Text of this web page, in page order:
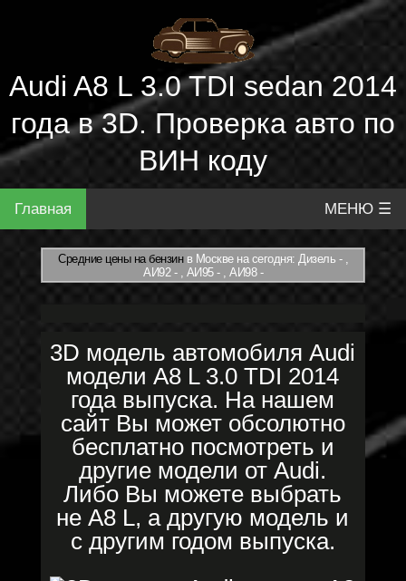
Audi A8 L 3.0 TDI sedan 2014
года в 3D. Проверка авто по
ВИН коду
Главная МЕНЮ ☰
Средние цены на бензинв Москве на сегодня: Дизель - ,
АИ92 - , АИ95 - , АИ98 -
3D модель автомобиля Audi
модели A8 L 3.0 TDI 2014
года выпуска. На нашем
сайт Вы может обсолютно
бесплатно посмотреть и
другие модели от Audi.
Либо Вы можете выбрать
не A8 L, а другую модель и
с другим годом выпуска.